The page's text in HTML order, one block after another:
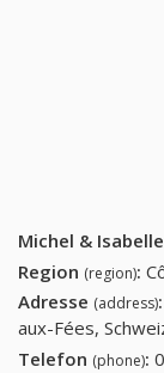
Michel &
Region (region):
Adresse (address):
aux-Fées,
Telefon (phone):